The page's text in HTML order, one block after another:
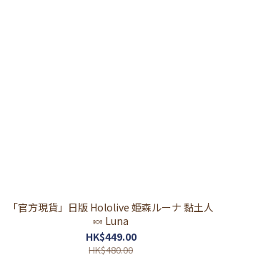
「官方現貨」日版 Hololive 姫森ルーナ 黏土人
🍬 Luna
HK$449.00
HK$480.00